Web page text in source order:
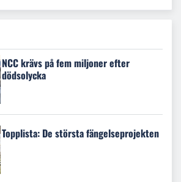
NCC krävs på fem miljoner efter
dödsolycka
Topplista: De största fängelseprojekten